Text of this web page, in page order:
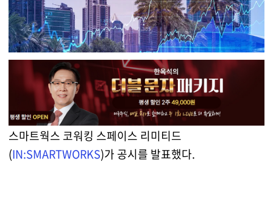
스마트웍스 코워킹 스페이스 리미티드
(IN:SMARTWORKS)가 공시를 발표했다.